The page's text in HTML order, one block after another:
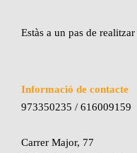
Estàs a un pas de
Informació de contacte
973350235 / 616009159
Carrer Major, 77